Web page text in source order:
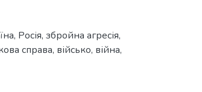
, Росія, збройна агресія,
справа, військо, війна,